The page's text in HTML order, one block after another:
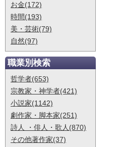
お金(172)
時間(193)
美・芸術(79)
自然(97)
職業別検索
哲学者(653)
宗教家・神学者(421)
小説家(1142)
劇作家・脚本家(251)
詩人 ・俳人・歌人(870)
その他著作家(37)